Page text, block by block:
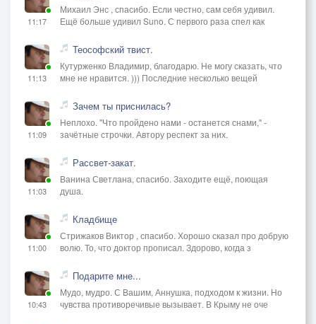
11:17
Михаил Энс , спасибо. Если честно, сам себя удивил.
Ещё больше удивил Suno. С первого раза спел как
11:13
Теософский твист.
Кутурженко Владимир, благодарю. Не могу сказать, что
мне не нравится. ))) Последние несколько вещей
11:09
Зачем ты приснилась?
Неплохо. "Что пройдено нами - останется снами," -
зачётные строчки. Автору респект за них.
11:03
Рассвет-закат.
Ванина Светлана, спасибо. Заходите ещё, поющая
душа.
11:00
Кладбище
Стрижаков Виктор , спасибо. Хорошо сказал про добрую
волю. То, что доктор прописал. Здорово, когда з
10:43
Подарите мне...
Мудо, мудро. С Вашим, Аннушка, подходом к жизни. Но
чувства противоречивые вызывает. В Крыму не оче